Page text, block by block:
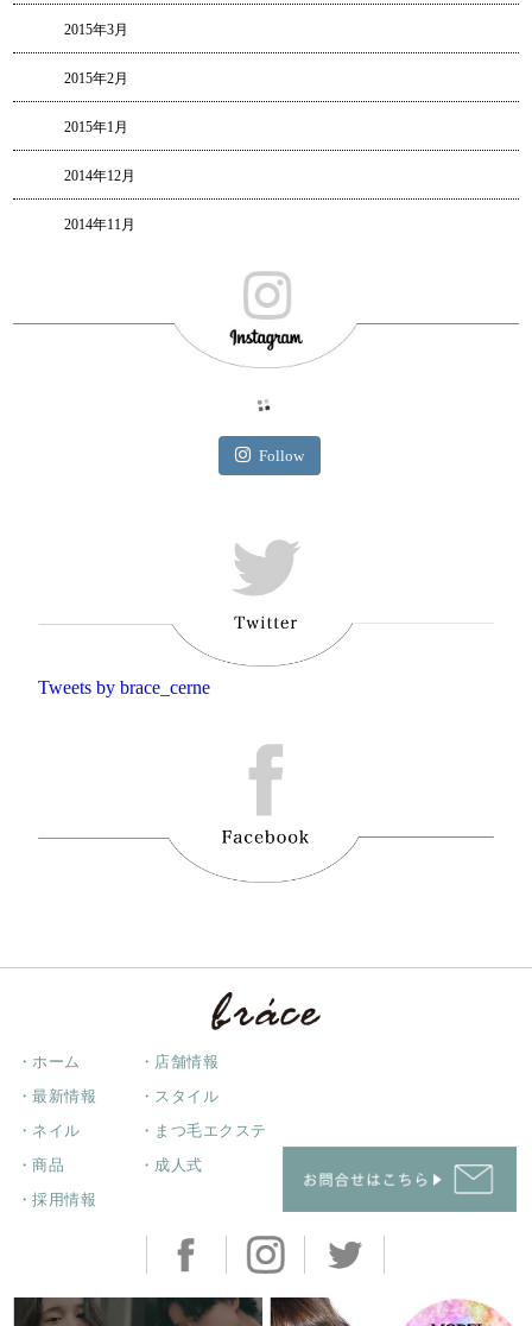
2015年3月
2015年2月
2015年1月
2014年12月
2014年11月
Follow
Tweets by brace_cerne
・ホーム ・店舗情報
・最新情報 ・スタイル
・ネイル ・まつ毛エクステ
・商品 ・成人式
・採用情報